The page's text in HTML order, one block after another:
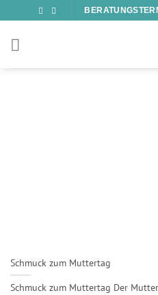
Inhalt
springen
Schmuck zum Muttertag
Schmuck zum Muttertag Der